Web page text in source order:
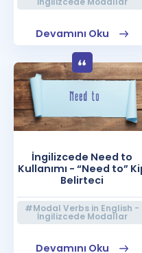
Devamını Oku
İngilizcede Need to
Kullanımı - “Need to”
Belirteci
#Modal Verbs in English -
İngilizcede Modallar
Devamını Oku